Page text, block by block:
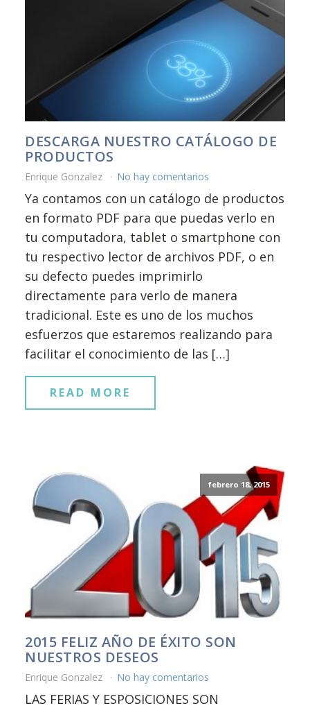
DESCARGA NUESTRO CATÁLOGO DE
PRODUCTOS
Enrique Gonzalez No hay comentarios
Ya contamos con un catálogo de productos
en formato PDF para que puedas verlo en
tu computadora, tablet o smartphone con
tu respectivo lector de archivos PDF, o en
su defecto puedes imprimirlo
directamente para verlo de manera
tradicional. Este es uno de los muchos
esfuerzos que estaremos realizando para
facilitar el conocimiento de las […]
READ MORE
febrero 18, 2015
2015 FELIZ AÑO DE ÉXITO SON
NUESTROS DESEOS
Enrique Gonzalez No hay comentarios
LAS FERIAS Y ESPOSICIONES SON